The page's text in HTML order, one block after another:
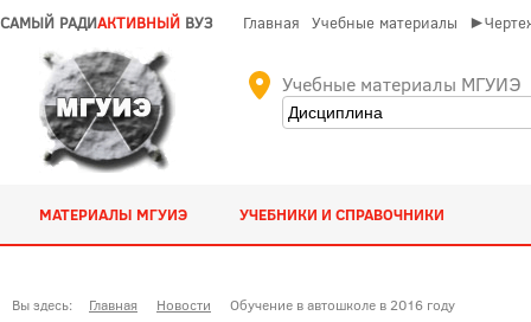
САМЫЙ РАДИАКТИВНЫЙ ВУЗ Главная Учебные материалы
Учебные материалы МГУИЭ
МАТЕРИАЛЫ МГУИЭ УЧЕБНИКИ И СПРАВОЧНИКИ
Вы здесь: Главная Новости Обучение в автошколе в 2016 году